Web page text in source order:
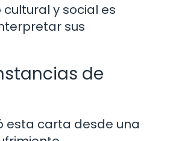
y social es
sus
de
esta carta desde una